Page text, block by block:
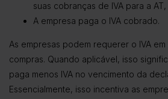
suas cobranças de IVA para a AT,
A empresa paga o IVA cobrado.
As empresas podem requerer o IVA em
compras. Quando aplicável, isso
paga menos IVA no vencimento da
Essencialmente, isso incentiva as